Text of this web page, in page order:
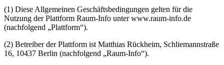
(1) Diese Allgemeinen Geschäftsbedingungen gelten für die
Nutzung der Plattform Raum-Info unter www.raum-info.de
(nachfolgend „Plattform“).
(2) Betreiber der Plattform ist Matthias Rückheim, Schliemannstraße
16, 10437 Berlin (nachfolgend „Raum-Info“).